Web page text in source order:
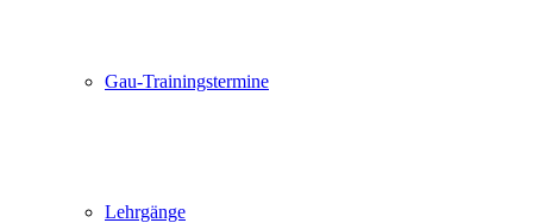
Gau-Trainingstermine
Lehrgänge